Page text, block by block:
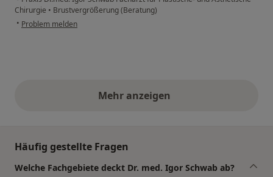
Chirurgie • Brustvergrößerung (Beratung)
• Problem melden
Mehr anzeigenobige Stellungnahmen
Häufig gestellte Fragen
Welche Fachgebiete deckt Dr. med. Igor Schwab ab?